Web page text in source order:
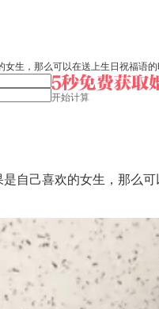
生，那么可以在送上生日祝福语
开始计算
己喜欢的女生，那么可